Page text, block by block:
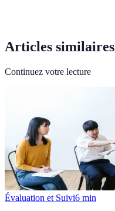
Articles similaires
Continuez votre lecture
Évaluation et Suivi6 min